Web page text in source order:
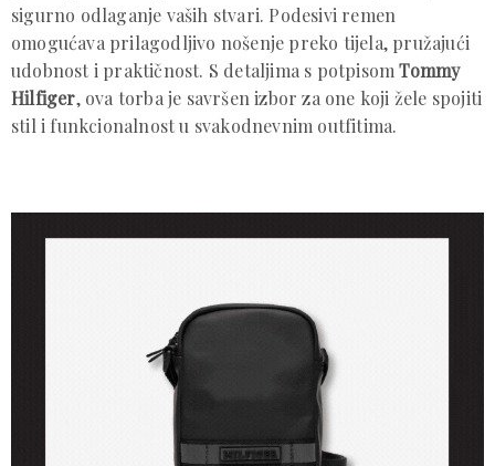
sigurno odlaganje vaših stvari. Podesivi remen
omogućava prilagodljivo nošenje preko tijela, pružajući
udobnost i praktičnost. S detaljima s potpisomTommy
Hilfiger, ova torba je savršen izbor za one koji žele spojiti
stil i funkcionalnost u svakodnevnim outfitima.